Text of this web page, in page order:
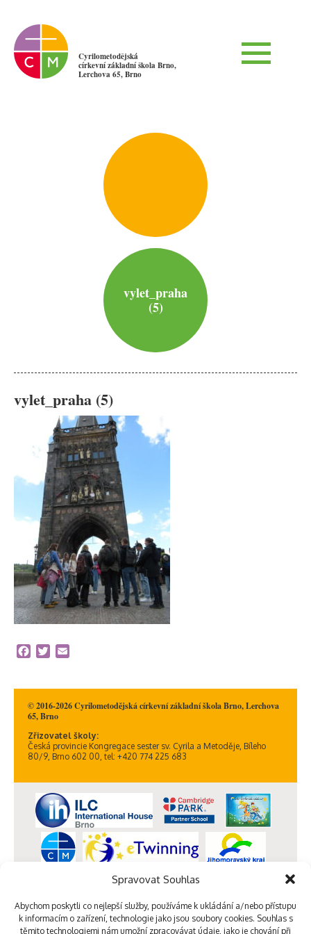
Spravovat Souhlas
Abychom poskytli co nejlepší služby, používáme k ukládání a/nebo přístupu
k informacím o zařízení, technologie jako jsou soubory cookies. Souhlas s
těmito technologiemi nám umožní zpracovávat údaje, jako je chování při
Cyrilometodějská
církevní základní škola Brno,
Lerchova 65, Brno
vylet_praha
(5)
vylet_praha (5)
Facebook
Twitter
© 2016-2026 Cyrilometodějská církevní základní škola Brno, Lerchova
65, Brno
Zřizovatel školy:
Česká provincie Kongregace sester sv. Cyrila a Metoděje, Bíleho
80/9, Brno 602 00, tel: +420 774 225 683